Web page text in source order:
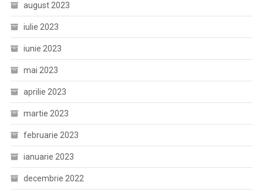
august 2023
iulie 2023
iunie 2023
mai 2023
aprilie 2023
martie 2023
februarie 2023
ianuarie 2023
decembrie 2022